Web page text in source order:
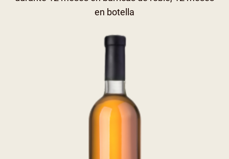
en botella